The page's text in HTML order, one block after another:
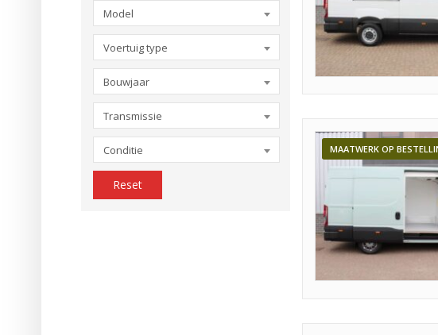
Model
Voertuig type
Bouwjaar
Transmissie
Conditie
Reset
MAATWERK OP